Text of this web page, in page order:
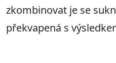
zkombinovat je se
překvapená s